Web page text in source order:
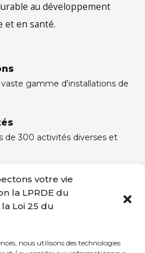
votre vie
la LPRDE du
Loi 25 du
nous utilisons des technologies
au développement
et en santé.
gamme d'installations de
de 300 activités diverses et
communauté de +25 000
plus d'un demi-million de